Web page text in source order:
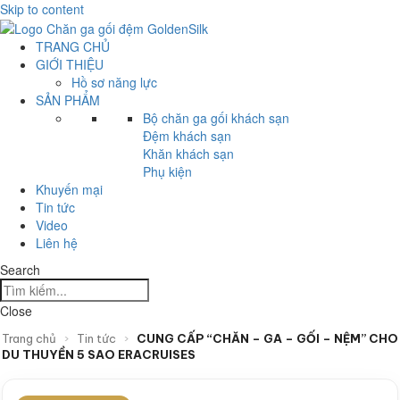
Skip to content
TRANG CHỦ
GIỚI THIỆU
Hồ sơ năng lực
SẢN PHẨM
Bộ chăn ga gối khách sạn
Đệm khách sạn
Khăn khách sạn
Phụ kiện
Khuyến mại
Tin tức
Video
Liên hệ
Search
Close
Trang chủ › Tin tức ›
CUNG CẤP “CHĂN – GA – GỐI – NỆM” CHO
DU THUYỀN 5 SAO ERACRUISES